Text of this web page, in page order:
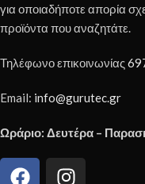
για οποιαδήποτε απορία
προϊόντα που αναζητάτε.
Τηλέφωνο επικοινωνίας
Email: info@gurutec.gr
Ωράριο: Δευτέρα –